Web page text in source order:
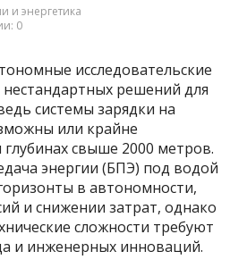
и энергетика
0
исследовательские
решений для
системы зарядки на
или крайне
свыше 2000 метров.
энергии (БПЭ) под водой
в автономности,
и снижении затрат, однако
сложности требуют
и инженерных инноваций.